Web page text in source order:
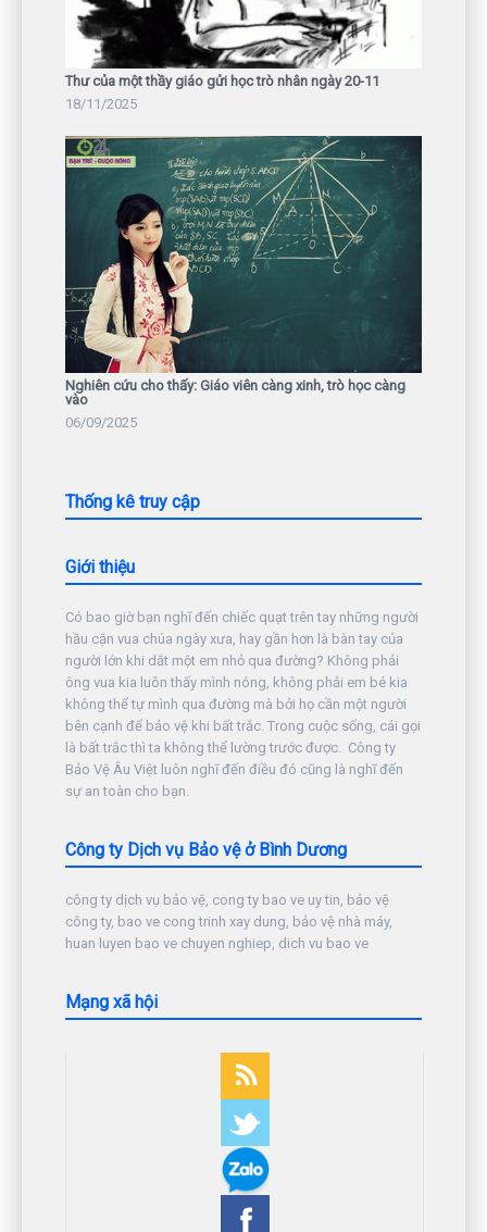
Thư của một thầy giáo gửi học trò nhân ngày 20-11
18/11/2025
Nghiên cứu cho thấy: Giáo viên càng xinh, trò học càng
vào
06/09/2025
Thống kê truy cập
Giới thiệu
Có bao giờ bạn nghĩ đến chiếc quạt trên tay những người
hầu cận vua chúa ngày xưa, hay gần hơn là bàn tay của
người lớn khi dắt một em nhỏ qua đường? Không phải
ông vua kia luôn thấy mình nóng, không phải em bé kia
không thể tự mình qua đường mà bởi họ cần một người
bên cạnh để bảo vệ khi bất trắc. Trong cuộc sống, cái gọi
là bất trắc thì ta không thể lường trước được. Công ty
Bảo Vệ Âu Việt luôn nghĩ đến điều đó cũng là nghĩ đến
sự an toàn cho bạn.
Công ty Dịch vụ Bảo vệ ở Bình Dương
công ty dịch vụ bảo vệ, cong ty bao ve uy tin, bảo vệ
công ty, bao ve cong trinh xay dung, bảo vệ nhà máy,
huan luyen bao ve chuyen nghiep, dich vu bao ve
Mạng xã hội